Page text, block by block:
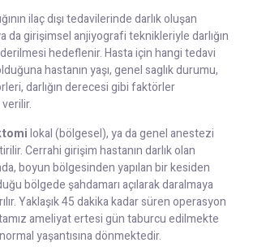
ilaç dışı tedavilerinde darlık oluşan
da girişimsel anjiyografi teknikleriyle darlığın
hedeflenir. Hasta için hangi tedavi
hastanın yaşı, genel saglık durumu,
darlığın derecesi gibi faktörler
lokal (bölgesel), ya da genel anestezi
Cerrahi girişim hastanın darlık olan
boyun bölgesinden yapılan bir kesiden
bölgede şahdamarı açılarak daralmaya
Yaklaşık 45 dakika kadar süren operasyon
ameliyat ertesi gün taburcu edilmekte
yaşantısına dönmektedir.